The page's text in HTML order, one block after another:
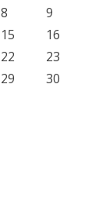
8
9
15
16
22
23
29
30